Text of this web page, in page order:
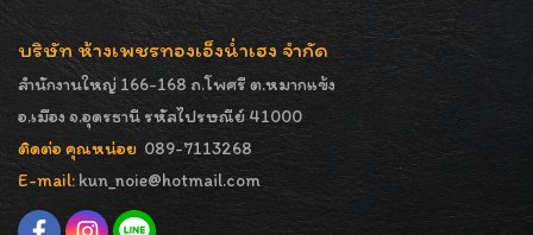
บริษัท ห้างเพชรทองเอ็งน่ำเฮง จำกัด
สำนักงานใหญ่ 166-168 ถ.โพศรี ต.หมากแข้ง
อ.เมือง จ.อุดรธานี รหัสไปรษณีย์ 41000
ติดต่อ คุณหน่อย 089-7113268
E-mail: kun_noie@hotmail.com